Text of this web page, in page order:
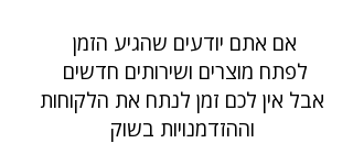
אם אתם יודעים שהגיע הזמן
לפתח מוצרים ושירותים חדשים
אבל אין לכם זמן לנתח את הלקוחות
וההזדמנויות בשוק